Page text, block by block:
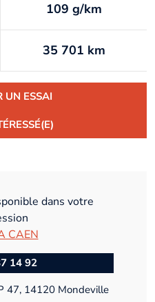
109 g/km
35 701 km
UN ESSAI
dans votre
CAEN
14 92
47, 14120 Mondeville